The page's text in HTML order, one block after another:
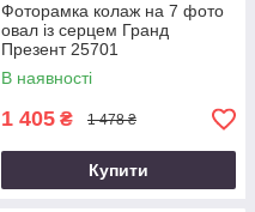
Фоторамка колаж на 7 фото
овал із серцем Гранд
Презент 25701
В наявності
1 405 ₴ 1 478 ₴
Купити